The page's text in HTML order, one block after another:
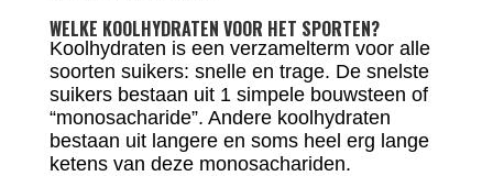
WELKE KOOLHYDRATEN VOOR HET SPORTEN?
Koolhydraten is een verzamelterm voor alle
soorten suikers: snelle en trage. De snelste
suikers bestaan uit 1 simpele bouwsteen of
“monosacharide”. Andere koolhydraten
bestaan uit langere en soms heel erg lange
ketens van deze monosachariden.